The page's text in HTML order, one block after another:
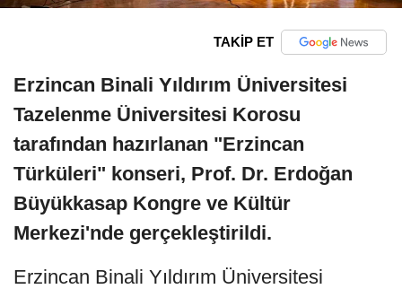
TAKİP ET
Erzincan Binali Yıldırım Üniversitesi
Tazelenme Üniversitesi Korosu
tarafından hazırlanan "Erzincan
Türküleri" konseri, Prof. Dr. Erdoğan
Büyükkasap Kongre ve Kültür
Merkezi'nde gerçekleştirildi.
Erzincan Binali Yıldırım Üniversitesi